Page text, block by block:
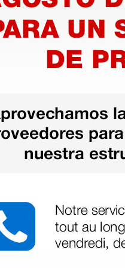
en
sin
1 ud.
Taburete
altura de
respaldo